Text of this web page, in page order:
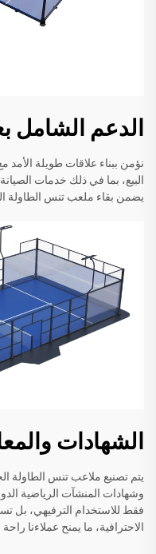
الدعم الشامل
نؤمن ببناء علاقات طويلة الأمد
البيع، بما في ذلك خدمات
يضمن بقاء ملعب تنس الطاولة
الشهادات
وشهادات المنشآت الرياضية
فقط للاستخدام الترفيهي، بل
الاحترافية، ما يمنح عملاءنا راحة